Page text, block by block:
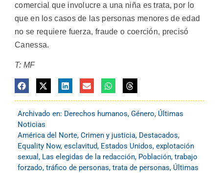
comercial que involucre a una niña es trata, por lo
que en los casos de las personas menores de edad
no se requiere fuerza, fraude o coerción, precisó
Canessa.
T: MF
Archivado en: Derechos humanos, Género, Últimas
Noticias
América del Norte, Crimen y justicia, Destacados,
Equality Now, esclavitud, Estados Unidos, explotación
sexual , Las elegidas de la redacción, Población, trabajo
forzado, tráfico de personas, trata de personas, Últimas